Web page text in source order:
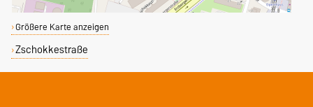
Größere Karte anzeigen
Zschokkestraße